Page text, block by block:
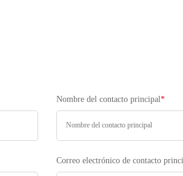
Nombre del contacto principal*
Correo electrónico de contacto